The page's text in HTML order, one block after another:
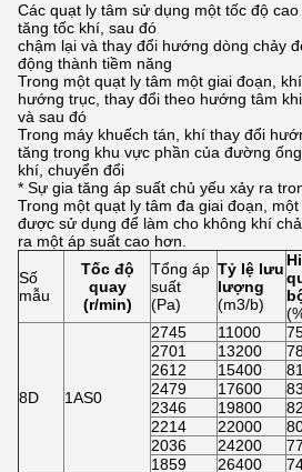
Các quạt ly tâm sử dụng một tốc độ
tăng tốc khí, sau đó
chậm lại và thay đổi hướng dòng chảy
động thành tiềm năng
Trong một quạt ly tâm một giai đoạn,
hướng trục, thay đổi theo hướng tâm
và sau đó
Trong máy khuếch tán, khí thay đổi
tăng trong khu vực phần của đường
khí, chuyển đổi
* Sự gia tăng áp suất chủ yếu xảy ra
Trong một quạt ly tâm đa giai đoạn,
được sử dụng để làm cho không khí
ra một áp suất cao hơn.
Số
mẫu
Tốc độ
quay
(r/min)
Tổng áp
suất
(Pa)
Tỷ lệ lưu
lượng
(m3/b)
8D 1AS0
2745 11000
2701
13200
2612
15400 81
2479
17600 83
2346
19800 82
2214
22000
2036
24200 77
1859
26400